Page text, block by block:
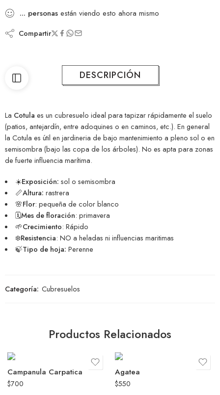
... personas están viendo esto ahora mismo
Compartir
DESCRIPCIÓN
La Cotula es un cubresuelo ideal para tapizar rápidamente el suelo
(patios, antejardín, entre adoquines o en caminos, etc.). En general
la Cotula es útil en jardineria de bajo mantenimiento a pleno sol o en
semisombra (bajo las copa de los árboles). No es apta para zonas
de fuerte influencia marítima.
☀️Exposición: sol o semisombra
📏Altura: rastrera
🌸Flor: pequeña de color blanco
🗓️Mes de floración: primavera
🌱Crecimiento: Rápido
❄️Resistencia: NO a heladas ni influencias maritimas
🍃Tipo de hoja: Perenne
Categoría: Cubresuelos
Productos Relacionados
Campanula Carpatica
$700
Agatea
$550